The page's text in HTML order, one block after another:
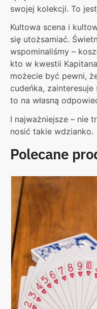
swojej kolekcji. To
Kultowa scena i
się utożsamiać.
wspominaliśmy –
kto w kwestii
możecie być pewni,
cudeńka,
to na własną
I najważniejsze – nie
nosić takie wdzianko.
Polecane